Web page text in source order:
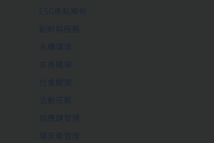
ESG焦點案例
創新與服務
永續環境
友善職場
社會關懷
活動花絮
供應鏈管理
環安衛管理